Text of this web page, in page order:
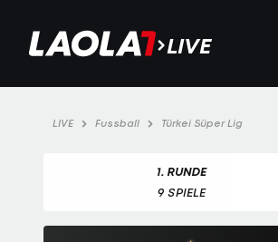
LIVE
LIVE Fussball Türkei Süper Lig
1. RUNDE
9 SPIELE